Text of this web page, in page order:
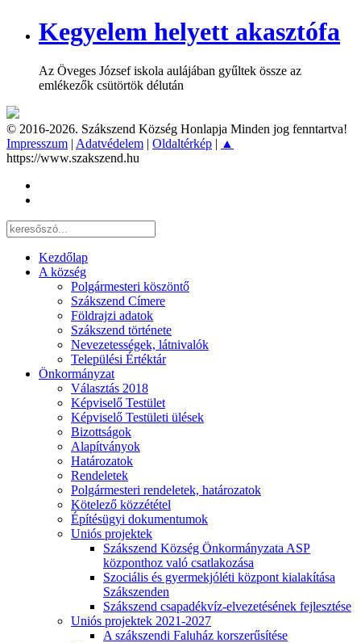
Kegyelem helyett akasztófa
Az Öveges József iskola aulájában gyűltek össze az
emlékezők csütörtök délután
© 2016-2026. Szákszend Község Honlapja Minden jog fenntartva!
Impresszum | Adatvédelem | Oldaltérkép | ▲
https://www.szakszend.hu
Kezdőlap
A község
Polgármesteri köszöntő
Szákszend Címere
Földrajzi adatok
Szákszend története
Nevezetességek, látnivalók
Települési Értéktár
Önkormányzat
Választás 2018
Képviselő Testület
Képviselő Testületi ülések
Bizottságok
Alapítványok
Határozatok
Rendeletek
Polgármesteri rendeletek, határozatok
Kötelező közzététel
Építésügyi dokumentumok
Uniós projektek
Szákszend Község Önkormányzata ASP
központhoz való csatlakozása
Szociális és gyermekjóléti központ kialakítása
Szákszenden
Szákszend csapadékvíz-elvezetésének fejlesztése
Uniós projektek 2021-2027
A szákszendi Faluház korszerűsítése